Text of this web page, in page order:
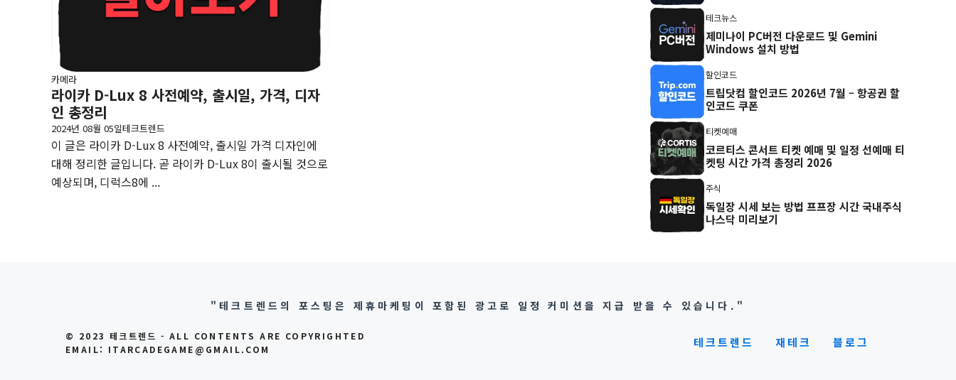
카메라
라이카 D-Lux 8 사전예약, 출시일, 가격, 디자
인 총정리
2024년 08월 05일테크트렌드
이 글은 라이카 D-Lux 8 사전예약, 출시일 가격 디자인에
대해 정리한 글입니다. 곧 라이카 D-Lux 8이 출시될 것으로
예상되며, 디럭스8에 ...
테크뉴스
제미나이 PC버전 다운로드 및 Gemini
Windows 설치 방법
할인코드
트립닷컴 할인코드 2026년 7월 – 항공권 할
인코드 쿠폰
티켓예매
코르티스 콘서트 티켓 예매 및 일정 선예매 티
켓팅 시간 가격 총정리 2026
주식
독일장 시세 보는 방법 프프장 시간 국내주식
나스닥 미리보기
"테크트렌드의 포스팅은 제휴마케팅이 포함된 광고로 일정 커미션을 지급 받을 수 있습니다."
© 2023 테크트렌드 - ALL CONTENTS ARE COPYRIGHTED
EMAIL: ITARCADEGAME@GMAIL.COM
테크트렌드 재테크 블로그